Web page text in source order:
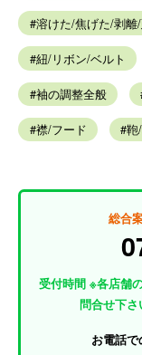
溶けた/焦げた/剥離
紐/リボン/ベルト
袖の調整全般
襟/フード 鞄
総合
受付時間 ※各店舗
問合せ下さ
お電話